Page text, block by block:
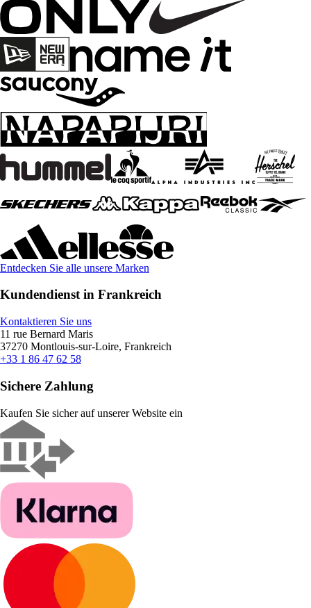
Entdecken Sie alle unsere Marken
Kundendienst in Frankreich
Kontaktieren Sie uns
11 rue Bernard Maris
37270 Montlouis-sur-Loire, Frankreich
+33 1 86 47 62 58
Sichere Zahlung
Kaufen Sie sicher auf unserer Website ein